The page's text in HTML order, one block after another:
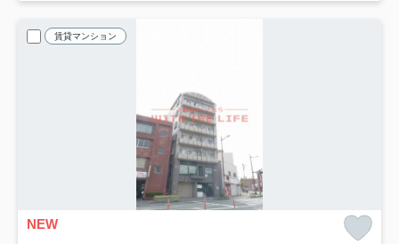
賃貸マンション
NEW